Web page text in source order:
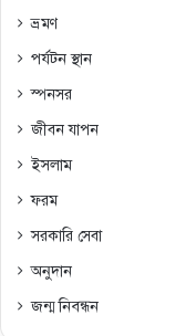
ভ্রমণ
পর্যটন স্থান
স্পনসর
জীবন যাপন
ইসলাম
ফরম
সরকারি সেবা
অনুদান
জন্ম নিবন্ধন